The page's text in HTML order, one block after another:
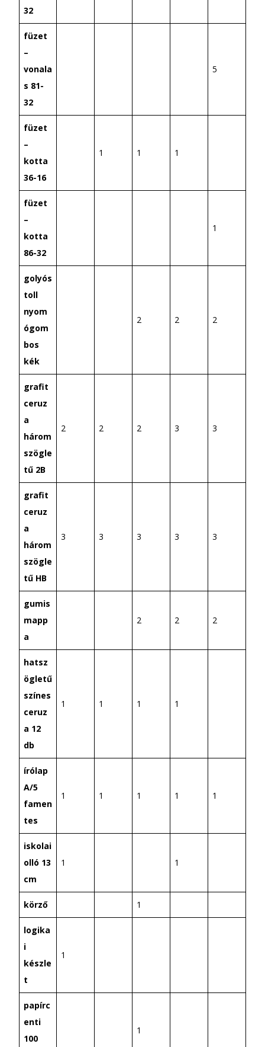
32
füzet
–
vonala
s 81-
32
5
füzet
–
kotta
36-16
1 1 1
füzet
–
kotta
86-32
1
golyós
toll
nyom
ógom
bos
kék
2 2 2
grafit
ceruz
a
három
szögle
tű 2B
2 2 2 3 3
grafit
ceruz
a
három
szögle
tű HB
3 3 3 3 3
gumis
mapp
a
2 2 2
hatsz
ögletű
színes
ceruz
a 12
db
1 1 1 1
írólap
A/5
famen
tes
1 1 1 1 1
iskolai
olló 13
cm
1 1
körző 1
logika
i
készle
t
1
papírc
enti
100
1